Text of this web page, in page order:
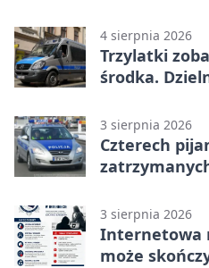
4 sierpnia 2026
Trzylatki
środka.
3 sierpnia 2026
Czterech
3 sierpnia 2026
Internetowa
może